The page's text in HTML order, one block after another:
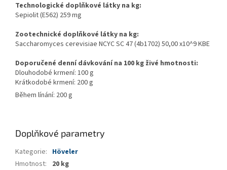
Technologické doplňkové látky na kg:
Sepiolit (E562) 259 mg
Zootechnické doplňkové látky na kg:
Saccharomyces cerevisiae NCYC SC 47 (4b1702) 50,00 x10^9 KBE
Doporučené denní dávkování na 100 kg živé hmotnosti:
Dlouhodobé krmení: 100 g
Krátkodobé krmení: 200 g
Během línání: 200 g
Doplňkové parametry
Kategorie: Höveler
Hmotnost:
20 kg